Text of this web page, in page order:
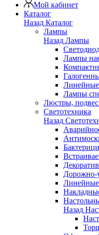
Мой кабинет
Каталог
Назад Каталог
Лампы
Назад Лампы
Лампы
Лампы
Люстры,
Светотехника
Назад
Дорожно-
Линейные
Назад